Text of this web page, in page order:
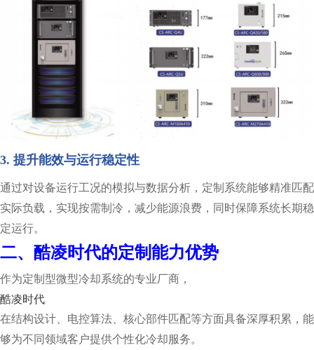
3. 提升能效与运行稳定性
通过对设备运行工况的模拟与数据分析，定制系统能够精准匹配
实际负载，实现按需制冷，减少能源浪费，同时保障系统长期稳
定运行。
二、酷凌时代的定制能力优势
作为定制型微型冷却系统的专业厂商，
酷凌时代
在结构设计、电控算法、核心部件匹配等方面具备深厚积累，能
够为不同领域客户提供个性化冷却服务。